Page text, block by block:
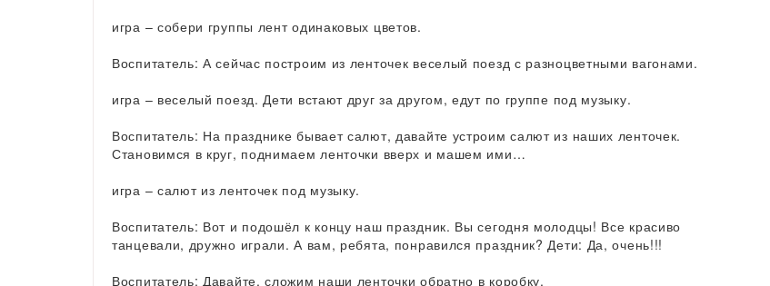
игра – собери группы лент одинаковых цветов.
Воспитатель: А сейчас построим из ленточек веселый поезд с разноцветными вагонами.
игра – веселый поезд. Дети встают друг за другом, едут по группе под музыку.
Воспитатель: На празднике бывает салют, давайте устроим салют из наших ленточек.
Становимся в круг, поднимаем ленточки вверх и машем ими…
игра – салют из ленточек под музыку.
Воспитатель: Вот и подошёл к концу наш праздник. Вы сегодня молодцы! Все красиво
танцевали, дружно играли. А вам, ребята, понравился праздник? Дети: Да, очень!!!
Воспитатель: Давайте, сложим наши ленточки обратно в коробку.